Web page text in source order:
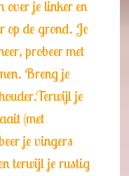
over je linker en
op de grond. Je
probeer met
Breng je
je
(met
je vingers
terwijl je rustig